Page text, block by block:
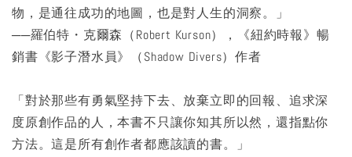
物，是通往成功的地圖，也是對人生的洞察。」
──羅伯特・克爾森（Robert Kurson），《紐約時報》暢
銷書《影子潛水員》（Shadow Divers）作者
「對於那些有勇氣堅持下去、放棄立即的回報、追求深
度原創作品的人，本書不只讓你知其所以然，還指點你
方法。這是所有創作者都應該讀的書。」